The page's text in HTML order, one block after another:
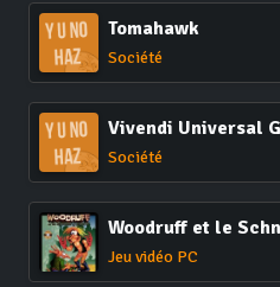
Tomahawk
Société
Vivendi Universal
Société
Woodruff et le
Jeu vidéo PC